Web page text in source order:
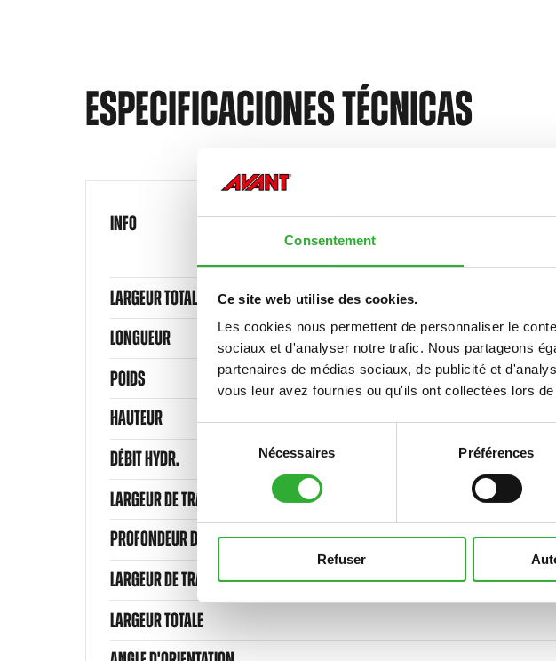
Consentement
Ce site web utilise des cookies.
Les cookies nous permettent de personnaliser le
sociaux et d'analyser notre trafic. Nous partageons
partenaires de médias sociaux, de publicité et
vous leur avez fournies ou qu'ils ont collectées lors
consentement
Nécessaires Préférences
Refuser
ESPECIFICACIONES TÉCNICAS
INFO
Le kit
nécessaire sur
LARGEUR TOTALE
LONGUEUR
POIDS
HAUTEUR
DÉBIT HYDR.
LARGEUR DE TRAVAIL
PROFONDEUR DE TRAVAIL MAX.
LARGEUR DE TRAVAIL
LARGEUR TOTALE